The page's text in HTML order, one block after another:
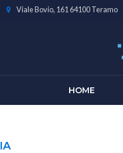
Viale Bovio, 161 64100 Teramo
HOME